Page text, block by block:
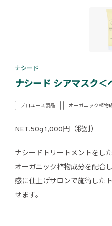
ナシード
ナシード シアマスク＜
プロユース製品 オーガニック植物
NET.50g 1,000円（税別）
ナシードトリートメントをし
オーガニック植物成分を配合
感に仕上げサロンで施術した
せます。